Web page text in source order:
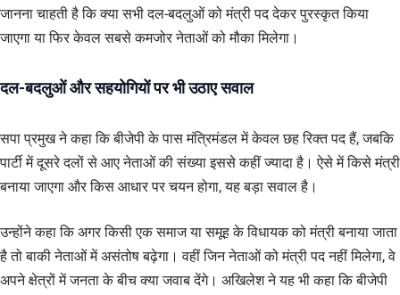
जानना चाहती है कि क्या सभी दल-बदलुओं को मंत्री पद देकर पुरस्कृत किया
जाएगा या फिर केवल सबसे कमजोर नेताओं को मौका मिलेगा।
दल-बदलुओं और सहयोगियों पर भी उठाए सवाल
सपा प्रमुख ने कहा कि बीजेपी के पास मंत्रिमंडल में केवल छह रिक्त पद हैं, जबकि
पार्टी में दूसरे दलों से आए नेताओं की संख्या इससे कहीं ज्यादा है। ऐसे में किसे मंत्री
बनाया जाएगा और किस आधार पर चयन होगा, यह बड़ा सवाल है।
उन्होंने कहा कि अगर किसी एक समाज या समूह के विधायक को मंत्री बनाया जाता
है तो बाकी नेताओं में असंतोष बढ़ेगा। वहीं जिन नेताओं को मंत्री पद नहीं मिलेगा, वे
अपने क्षेत्रों में जनता के बीच क्या जवाब देंगे। अखिलेश ने यह भी कहा कि बीजेपी